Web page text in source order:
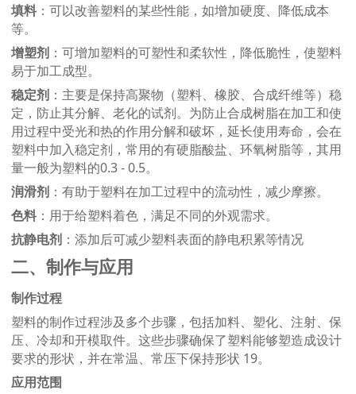
填料 ：可以改善塑料的某些性能，如增加硬度、降低成本
等。
增塑剂 ：可增加塑料的可塑性和柔软性，降低脆性，使塑料
易于加工成型。
稳定剂 ：主要是保持高聚物（塑料、橡胶、合成纤维等）稳
定，防止其分解、老化的试剂。为防止合成树脂在加工和使
用过程中受光和热的作用分解和破坏，延长使用寿命，会在
塑料中加入稳定剂，常用的有硬脂酸盐、环氧树脂等，其用
量一般为塑料的0.3 - 0.5。
润滑剂 ：有助于塑料在加工过程中的流动性，减少摩擦。
色料 ：用于给塑料着色，满足不同的外观需求。
抗静电剂 ：添加后可减少塑料表面的静电积累等情况
二、制作与应用
制作过程
塑料的制作过程涉及多个步骤，包括加料、塑化、注射、保
压、冷却和开模取件。这些步骤确保了塑料能够塑造成设计
要求的形状，并在常温、常压下保持形状 19。
应用范围